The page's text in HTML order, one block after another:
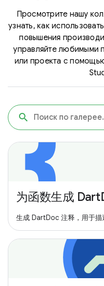
Просмотрите нашу
узнать, как
повышения
управляйте любимыми
или проекта с
为函数生成
生成 DartDoc 注释，用于描